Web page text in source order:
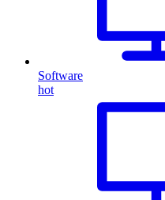
Software
hot